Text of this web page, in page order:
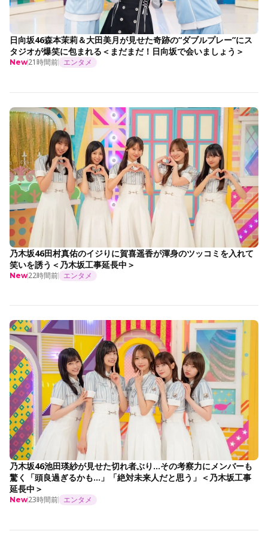
日向坂46森本茉莉＆大田美月が見せた奇跡の“ダブルプレー”にス
タジオが爆笑に包まれる＜まだまだ！日向坂で会いましょう＞
New21時間前 エンタメ
乃木坂46田村真佑のイジりに賀喜遥香が渾身のツッコミを入れて
笑いを誘う＜乃木坂工事延長中＞
New22時間前 エンタメ
乃木坂46池田瑛紗が見せた切れ者ぶり…その考察力にメンバーも
驚く「頭良過ぎるかも…」「絶対未来人だと思う」＜乃木坂工事
延長中＞
New23時間前 エンタメ